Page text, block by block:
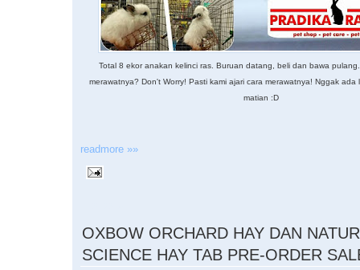
Total 8 ekor anakan kelinci ras. Buruan datang, beli dan bawa
merawatnya? Don't Worry! Pasti kami ajari cara merawatnya! Nggak ada
matian :D
readmore »»
OXBOW ORCHARD HAY DAN
SCIENCE HAY TAB PRE-ORDER